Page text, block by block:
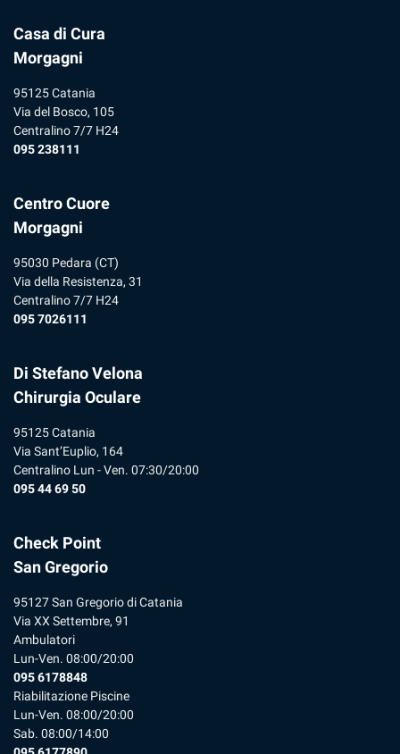
Casa di Cura
Morgagni
95125 Catania
Via del Bosco, 105
Centralino 7/7 H24
095 238111
Centro Cuore
Morgagni
95030 Pedara (CT)
Via della Resistenza, 31
Centralino 7/7 H24
095 7026111
Di Stefano Velona
Chirurgia Oculare
95125 Catania
Via Sant’Euplio, 164
Centralino Lun - Ven. 07:30/20:00
095 44 69 50
Check Point
San Gregorio
95127 San Gregorio di Catania
Via XX Settembre, 91
Ambulatori
Lun-Ven. 08:00/20:00
095 6178848
Riabilitazione Piscine
Lun-Ven. 08:00/20:00
Sab. 08:00/14:00